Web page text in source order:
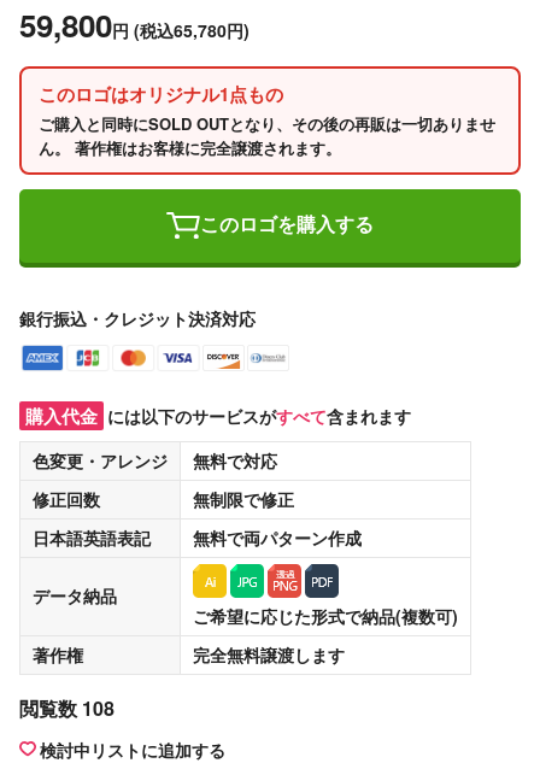
59,800円 (税込65,780円)
このロゴはオリジナル1点もの
ご購入と同時にSOLD OUTとなり、その後の再販は一切ありませ
ん。 著作権はお客様に完全譲渡されます。
このロゴを購入する
銀行振込・クレジット決済対応
購入代金 には以下のサービスがすべて含まれます
色変更・アレンジ
無料で対応
修正回数
無制限で修正
日本語英語表記
無料で両パターン作成
データ納品
ご希望に応じた形式で納品(複数可)
著作権
完全無料譲渡します
閲覧数 108
検討中リストに追加する